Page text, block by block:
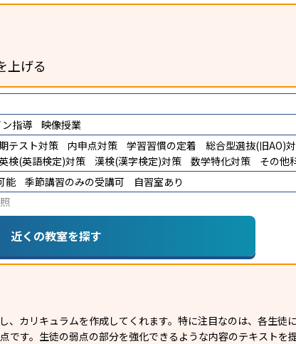
上げる
指導
映像授業
テスト対策 内申点対策 学習習慣の定着 総合型選抜(旧AO)
検(英語検定)対策 漢検(漢字検定)対策 数学特化対策
その他
能 季節講習のみの受講可
自習室あり
近くの教室を探す
、カリキュラムを作成してくれます。特に注目なのは、各生徒
です。生徒の弱点の部分を強化できるような内容のテキストを